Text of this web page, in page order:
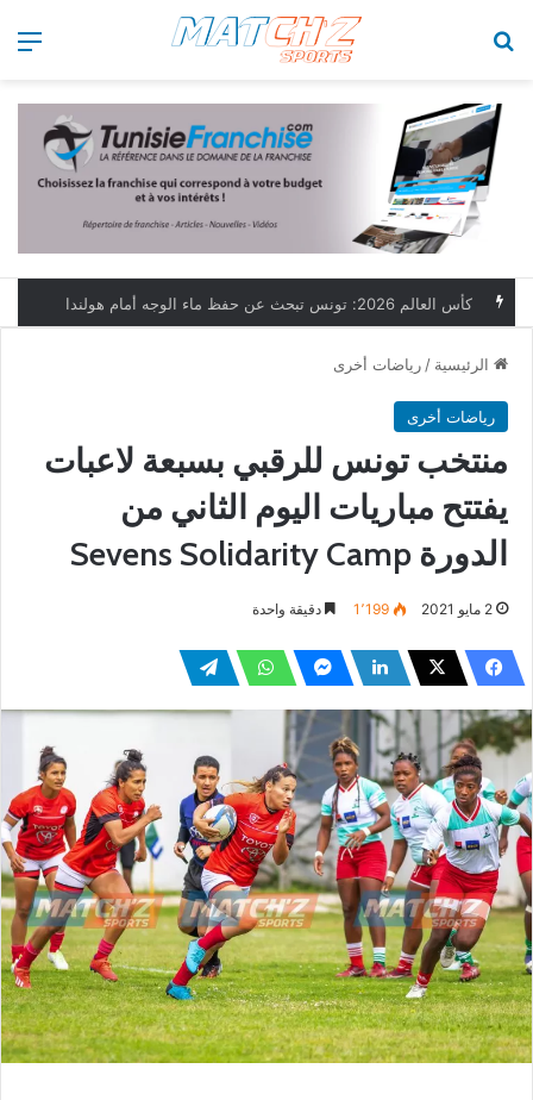
كأس العالم 2026: تونس تبحث عن حفظ ماء الوجه أمام هولندا
الرئيسية / رياضات أخرى
رياضات أخرى
منتخب تونس للرقبي بسبعة لاعبات
يفتتح مباريات اليوم الثاني من
الدورة Sevens Solidarity Camp
2 مايو 2021 1٬199 دقيقة واحدة